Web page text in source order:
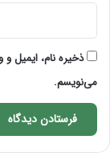
ذخیره نام، ایمیل
می‌نویسم.